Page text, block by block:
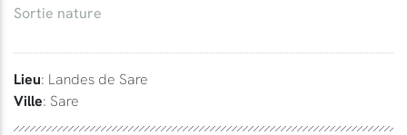
Sortie nature
Lieu: Landes de Sare
Ville: Sare